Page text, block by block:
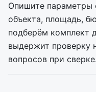
Опишите параметры
объекта, площадь,
подберём комплект
выдержит проверку
вопросов при сверке.